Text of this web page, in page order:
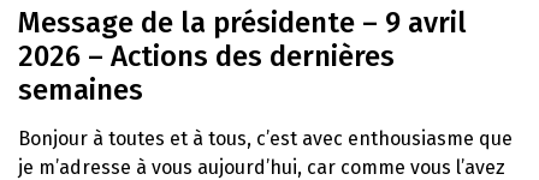
Message de la présidente – 9 avril
2026 – Actions des dernières
semaines
Bonjour à toutes et à tous, c’est avec enthousiasme que
je m’adresse à vous aujourd’hui, car comme vous l’avez